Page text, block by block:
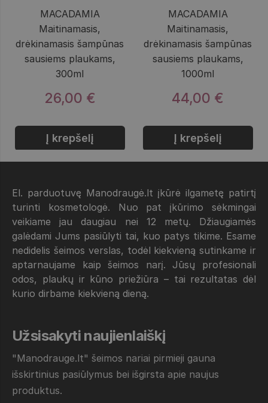
MACADAMIA
Maitinamasis,
drėkinamasis šampūnas
sausiems plaukams,
300ml
26,00 €
Į krepšelį
MACADAMIA
Maitinamasis,
drėkinamasis šampūnas
sausiems plaukams,
1000ml
44,00 €
Į krepšelį
El. parduotuvę Manodraugė.lt įkūrė ilgametę patirtį
turinti kosmetologė. Nuo pat įkūrimo sėkmingai
veikiame jau daugiau nei 12 metų. Džiaugiamės
galėdami Jums pasiūlyti tai, kuo patys tikime. Esame
nedidelis šeimos verslas, todėl kiekvieną sutinkame ir
aptarnaujame kaip šeimos narį. Jūsų profesionali
odos, plaukų ir kūno priežiūra – tai rezultatas dėl
kurio dirbame kiekvieną dieną.
Užsisakyti naujienlaiškį
"Manodrauge.lt" šeimos nariai pirmieji gauna
išskirtinius pasiūlymus bei išgirsta apie naujus
produktus.